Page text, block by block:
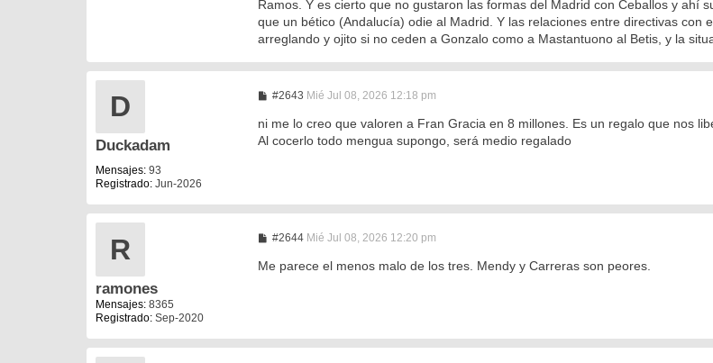
Ramos. Y es cierto que no gustaron las formas del Madrid con Ceballos y ahí
que un bético (Andalucía) odie al Madrid. Y las relaciones entre directivas
arreglando y ojito si no ceden a Gonzalo como a Mastantuono al Betis, y la
D
Duckadam
Mensajes: 93
Registrado: Jun-2026
#2643M
n
a
Mié Jul 08, 2026 12:18 pm
ni me lo creo que valoren a Fran Gracia en 8 millones. Es un regalo que nos
Al cocerlo todo mengua supongo, será medio regalado
R
ramones
Mensajes: 8365
Registrado: Sep-2020
#2644M
n
Mié Jul 08, 2026 12:20 pm
Me parece el menos malo de los tres. Mendy y Carreras son peores.